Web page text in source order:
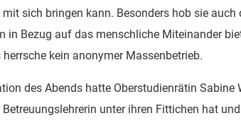
sich bringen kann. Besonders hob sie auch
in Bezug auf das menschliche Miteinander
kein anonymer Massenbetrieb.
des Abends hatte Oberstudienrätin
unter ihren Fittichen hat